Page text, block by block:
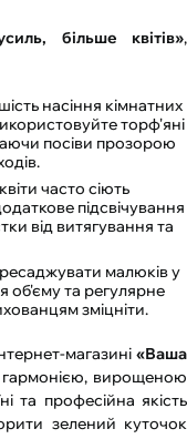
більше квітів»,
насіння кімнатних
торф'яні
посіви прозорою
часто сіють
підсвічування
від витягування та
малюків у
об'єму та регулярне
зміцніти.
магазині «Ваша
гармонією, вирощеною
та професійна якість
зелений куточок